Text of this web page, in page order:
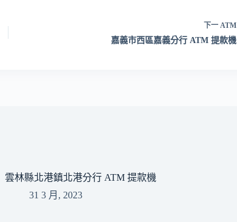
下一 ATM
嘉義市西區嘉義分行 ATM 提款機
雲林縣北港鎮北港分行 ATM 提款機
31 3 月, 2023